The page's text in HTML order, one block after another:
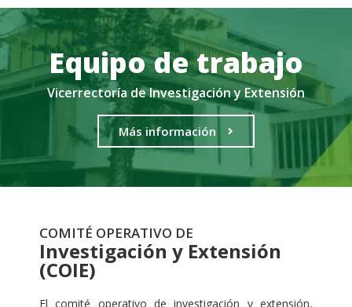
Equipo de trabajo
Vicerrectoría de Investigación y Extensión
Más información
COMITÉ OPERATIVO DE
Investigación y Extensión
(COIE)
El comité operativo de investigación y extensión,